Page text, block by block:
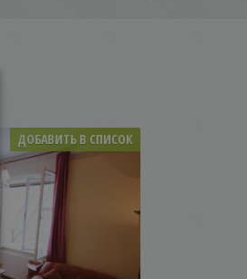
ДОБАВИТЬ В СПИСОК